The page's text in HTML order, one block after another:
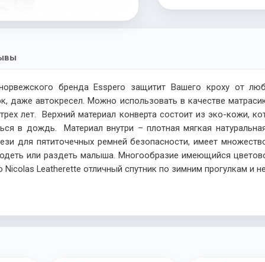
бренда Esspero защитит Вашего кроху от
даже автокресел. Можно использовать в качестве
лет. Верхний материал конверта состоит из эко-кожи,
в дождь. Материал внутри – плотная мягкая
для пятиточечных ремней безопасности, имеет
или раздеть малыша. Многообразие имеющийся
Leatherette отличный спутник по зимним прогулкам и